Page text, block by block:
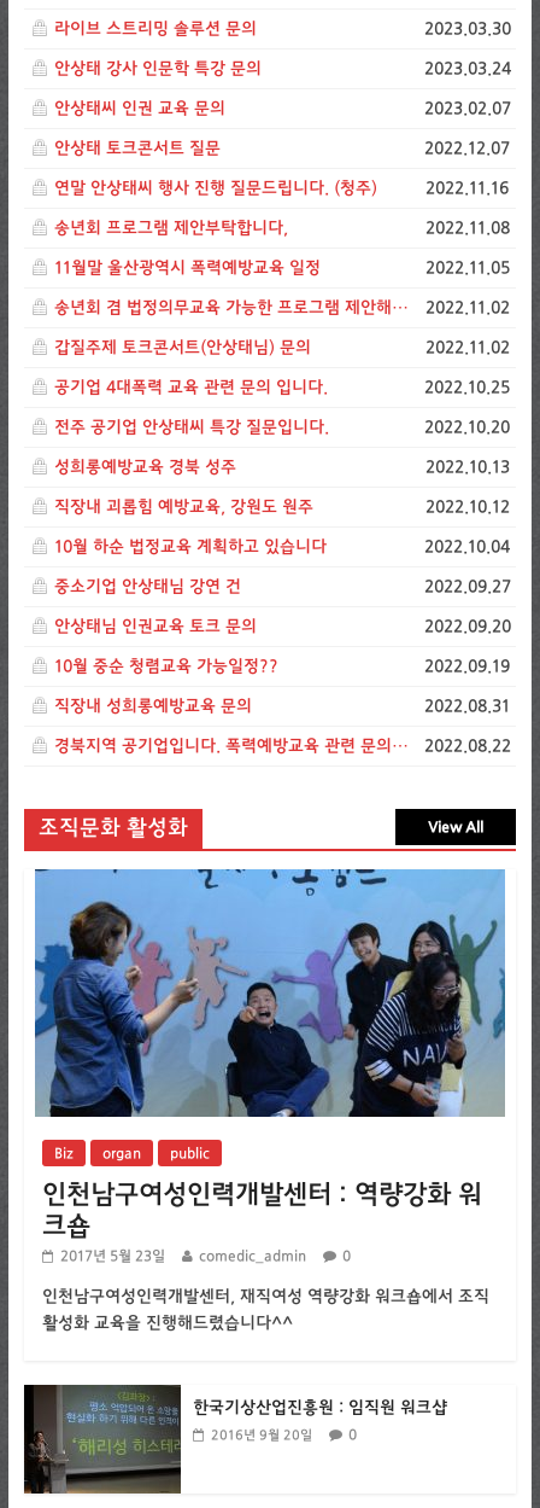
라이브 스트리밍 솔루션 문의 2023.03.30
안상태 강사 인문학 특강 문의 2023.03.24
안상태씨 인권 교육 문의 2023.02.07
안상태 토크콘서트 질문 2022.12.07
연말 안상태씨 행사 진행 질문드립니다. (청주) 2022.11.16
송년회 프로그램 제안부탁합니다, 2022.11.08
11월말 울산광역시 폭력예방교육 일정 2022.11.05
송년회 겸 법정의무교육 가능한 프로그램 제안해주세요 2022.11.02
갑질주제 토크콘서트(안상태님) 문의 2022.11.02
공기업 4대폭력 교육 관련 문의 입니다. 2022.10.25
전주 공기업 안상태씨 특강 질문입니다. 2022.10.20
성희롱예방교육 경북 성주 2022.10.13
직장내 괴롭힘 예방교육, 강원도 원주 2022.10.12
10월 하순 법정교육 계획하고 있습니다 2022.10.04
중소기업 안상태님 강연 건 2022.09.27
안상태님 인권교육 토크 문의 2022.09.20
10월 중순 청렴교육 가능일정?? 2022.09.19
직장내 성희롱예방교육 문의 2022.08.31
경북지역 공기업입니다. 폭력예방교육 관련 문의드립니다. 2022.08.22
조직문화 활성화 View All
Biz organ public
인천남구여성인력개발센터 : 역량강화 워
크숍
2017년 5월 23일 comedic_admin 0
인천남구여성인력개발센터, 재직여성 역량강화 워크숍에서 조직
활성화 교육을 진행해드렸습니다^^
한국기상산업진흥원 : 임직원 워크샵
2016년 9월 20일 0